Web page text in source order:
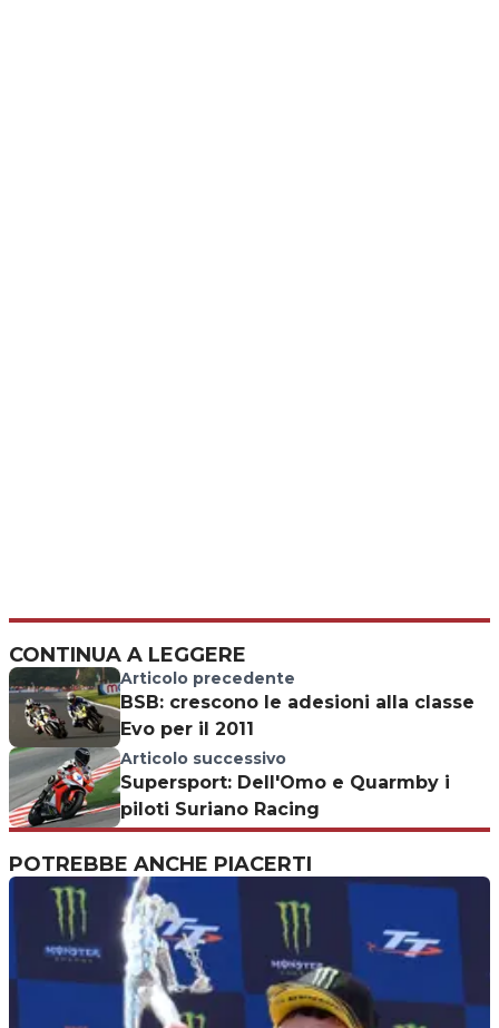
CONTINUA A LEGGERE
Articolo precedente
BSB: crescono le adesioni alla classe
Evo per il 2011
Articolo successivo
Supersport: Dell'Omo e Quarmby i
piloti Suriano Racing
POTREBBE ANCHE PIACERTI